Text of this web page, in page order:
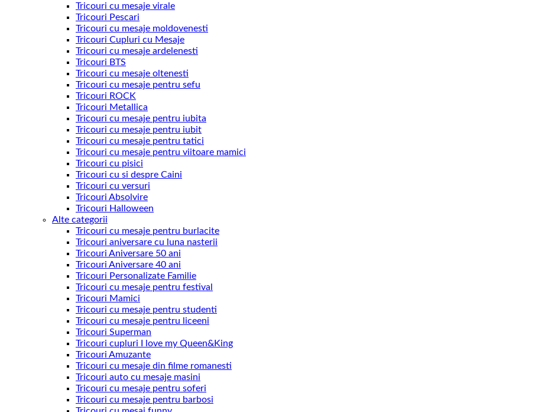
Tricouri cu mesaje virale
Tricouri Pescari
Tricouri cu mesaje moldovenesti
Tricouri Cupluri cu Mesaje
Tricouri cu mesaje ardelenesti
Tricouri BTS
Tricouri cu mesaje oltenesti
Tricouri cu mesaje pentru sefu
Tricouri ROCK
Tricouri Metallica
Tricouri cu mesaje pentru iubita
Tricouri cu mesaje pentru iubit
Tricouri cu mesaje pentru tatici
Tricouri cu mesaje pentru viitoare mamici
Tricouri cu pisici
Tricouri cu si despre Caini
Tricouri cu versuri
Tricouri Absolvire
Tricouri Halloween
Alte categorii
Tricouri cu mesaje pentru burlacite
Tricouri aniversare cu luna nasterii
Tricouri Aniversare 50 ani
Tricouri Aniversare 40 ani
Tricouri Personalizate Familie
Tricouri cu mesaje pentru festival
Tricouri Mamici
Tricouri cu mesaje pentru studenti
Tricouri cu mesaje pentru liceeni
Tricouri Superman
Tricouri cupluri I love my Queen&King
Tricouri Amuzante
Tricouri cu mesaje din filme romanesti
Tricouri auto cu mesaje masini
Tricouri cu mesaje pentru soferi
Tricouri cu mesaje pentru barbosi